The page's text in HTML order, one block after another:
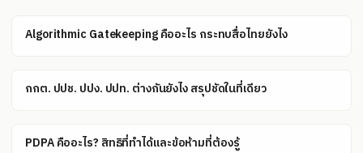
Algorithmic Gatekeeping คืออะไร กระทบสื่อไทยยังไง
กกต. ปปช. ปปง. ปปท. ต่างกันยังไง สรุปชัดในที่เดียว
PDPA คืออะไร? สิทธิที่ทำได้และข้อห้ามที่ต้องรู้